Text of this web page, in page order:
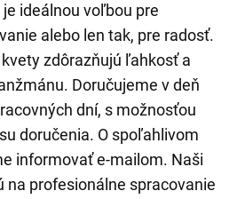
ideálnou voľbou pre
alebo len tak, pre radosť.
zdôrazňujú ľahkosť a
Doručujeme v deň
dní, s možnosťou
doručenia. O spoľahlivom
informovať e-mailom. Naši
na profesionálne spracovanie